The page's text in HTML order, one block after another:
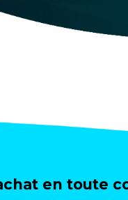
en toute